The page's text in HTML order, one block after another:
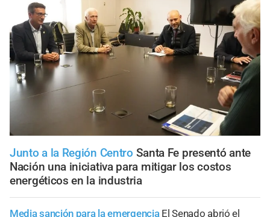
Junto a la Región Centro Santa Fe presentó ante
Nación una iniciativa para mitigar los costos
energéticos en la industria
Media sanción para la emergencia El Senado abrió el